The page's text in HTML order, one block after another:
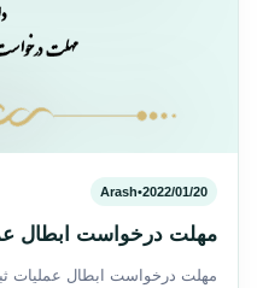
2022/01/20
•
Arash
مهلت درخواست ابطال
مهلت درخواست ابطال عملیات